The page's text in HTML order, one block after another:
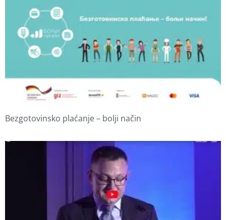
Bezgotovinsko plaćanje – bolji način